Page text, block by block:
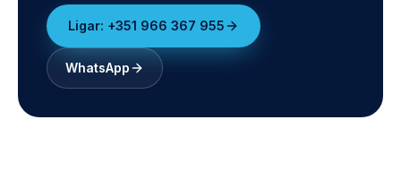
Ligar: +351 966 367 955
WhatsApp